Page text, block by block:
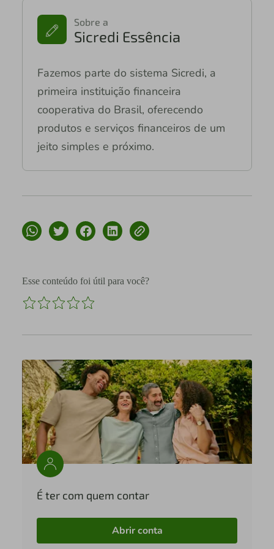
Sobre a
Sicredi Essência
Fazemos parte do sistema Sicredi, a
primeira instituição financeira
cooperativa do Brasil, oferecendo
produtos e serviços financeiros de um
jeito simples e próximo.
Esse conteúdo foi útil para você?
É ter com quem contar
Abrir conta